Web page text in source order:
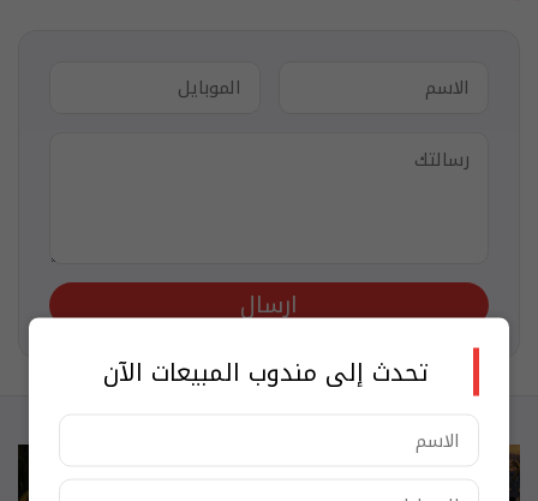
ارسال
تحدث إلى مندوب المبيعات الآن